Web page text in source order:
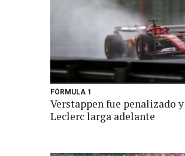
FÓRMULA 1
Verstappen fue penalizado y
Leclerc larga adelante